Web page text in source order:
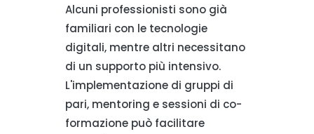
Alcuni professionisti sono già
familiari con le tecnologie
digitali, mentre altri necessitano
di un supporto più intensivo.
L'implementazione di gruppi di
pari, mentoring e sessioni di co-
formazione può facilitare